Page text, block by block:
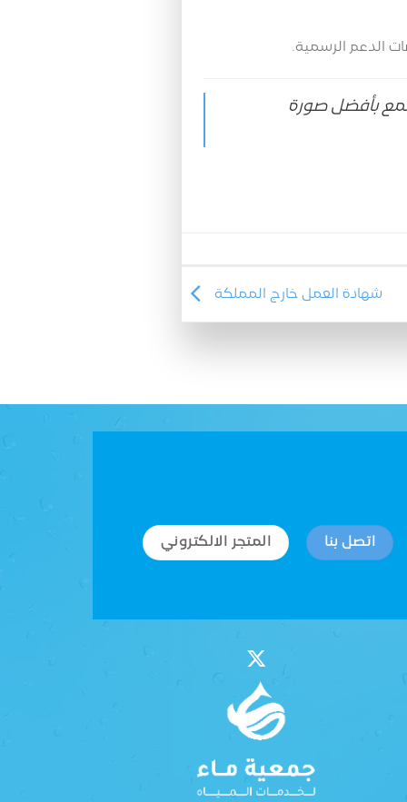
بأفضل صورة
شهادة العمل خارج المملكة
اتصل بنا المتجر الالكتروني